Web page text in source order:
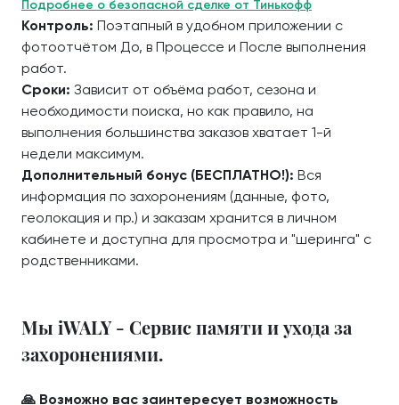
Подробнее о безопасной сделке от Тинькофф
Контроль: Поэтапный в удобном приложении с
фотоотчётом До, в Процессе и После выполнения
работ.
Сроки: Зависит от объёма работ, сезона и
необходимости поиска, но как правило, на
выполнения большинства заказов хватает 1-й
недели максимум.
Дополнительный бонус (БЕСПЛАТНО!): Вся
информация по захоронениям (данные, фото,
геолокация и пр.) и заказам хранится в личном
кабинете и доступна для просмотра и "шеринга" с
родственниками.
Мы iWALY - Сервис памяти и ухода за
захоронениями.
🙏 Возможно вас заинтересует возможность